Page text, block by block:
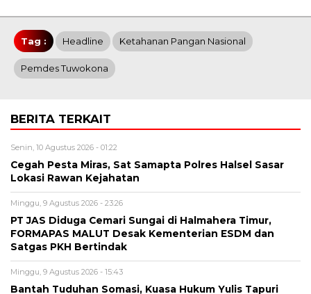
Tag : Headline Ketahanan Pangan Nasional
Pemdes Tuwokona
BERITA TERKAIT
Senin, 10 Agustus 2026 - 01:22
Cegah Pesta Miras, Sat Samapta Polres Halsel Sasar
Lokasi Rawan Kejahatan
Minggu, 9 Agustus 2026 - 23:26
PT JAS Diduga Cemari Sungai di Halmahera Timur,
FORMAPAS MALUT Desak Kementerian ESDM dan
Satgas PKH Bertindak
Minggu, 9 Agustus 2026 - 15:43
Bantah Tuduhan Somasi, Kuasa Hukum Yulis Tapuri